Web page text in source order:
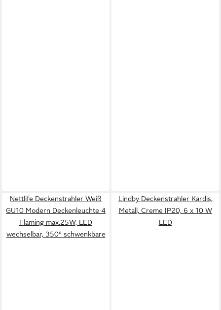
Nettlife Deckenstrahler Weiß
GU10 Modern Deckenleuchte 4
Flaming max.25W, LED
wechselbar, 350° schwenkbare
Lindby Deckenstrahler Kardis,
Metall, Creme IP20, 6 x 10 W
LED